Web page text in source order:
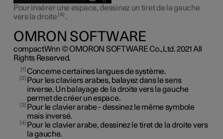
Pour insérer une espace, dessinez un tiret de la gauche
vers la droite 4 .
OMRON SOFTWARE
compactWnn © OMORON SOFTWARE Co.,Ltd. 2021 All
Rights Reserved.
1 Concerne certaines langues de système.
2
Pour les claviers arabes, balayez dans le sens
inverse. Un balayage de la droite vers la gauche
permet de créer un espace.
3
Pour le clavier arabe - dessinez le même symbole
mais inversé.
4
Pour le clavier arabe, dessinez le tiret de la droite vers
la gauche.